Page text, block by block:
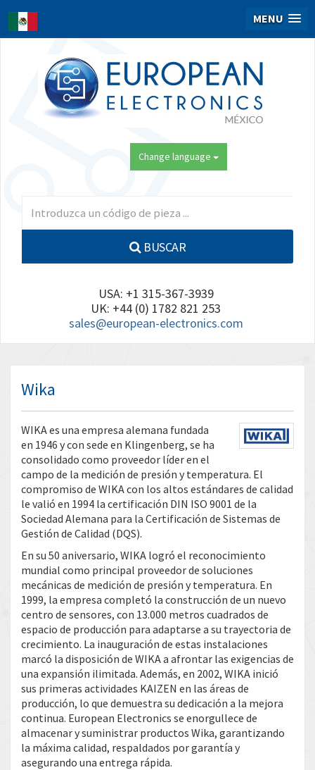
MENU
Change language
BUSCAR
USA: +1 315-367-3939
UK: +44 (0) 1782 821 253
sales@european-electronics.com
Wika
WIKA es una empresa alemana fundada
en 1946 y con sede en Klingenberg, se ha
consolidado como proveedor líder en el
campo de la medición de presión y temperatura. El
compromiso de WIKA con los altos estándares de calidad
le valió en 1994 la certificación DIN ISO 9001 de la
Sociedad Alemana para la Certificación de Sistemas de
Gestión de Calidad (DQS).
En su 50 aniversario, WIKA logró el reconocimiento
mundial como principal proveedor de soluciones
mecánicas de medición de presión y temperatura. En
1999, la empresa completó la construcción de un nuevo
centro de sensores, con 13.000 metros cuadrados de
espacio de producción para adaptarse a su trayectoria de
crecimiento. La inauguración de estas instalaciones
marcó la disposición de WIKA a afrontar las exigencias de
una expansión ilimitada. Además, en 2002, WIKA inició
sus primeras actividades KAIZEN en las áreas de
producción, lo que demuestra su dedicación a la mejora
continua. European Electronics se enorgullece de
almacenar y suministrar productos Wika, garantizando
la máxima calidad, respaldados por garantía y
asegurando una entrega rápida.